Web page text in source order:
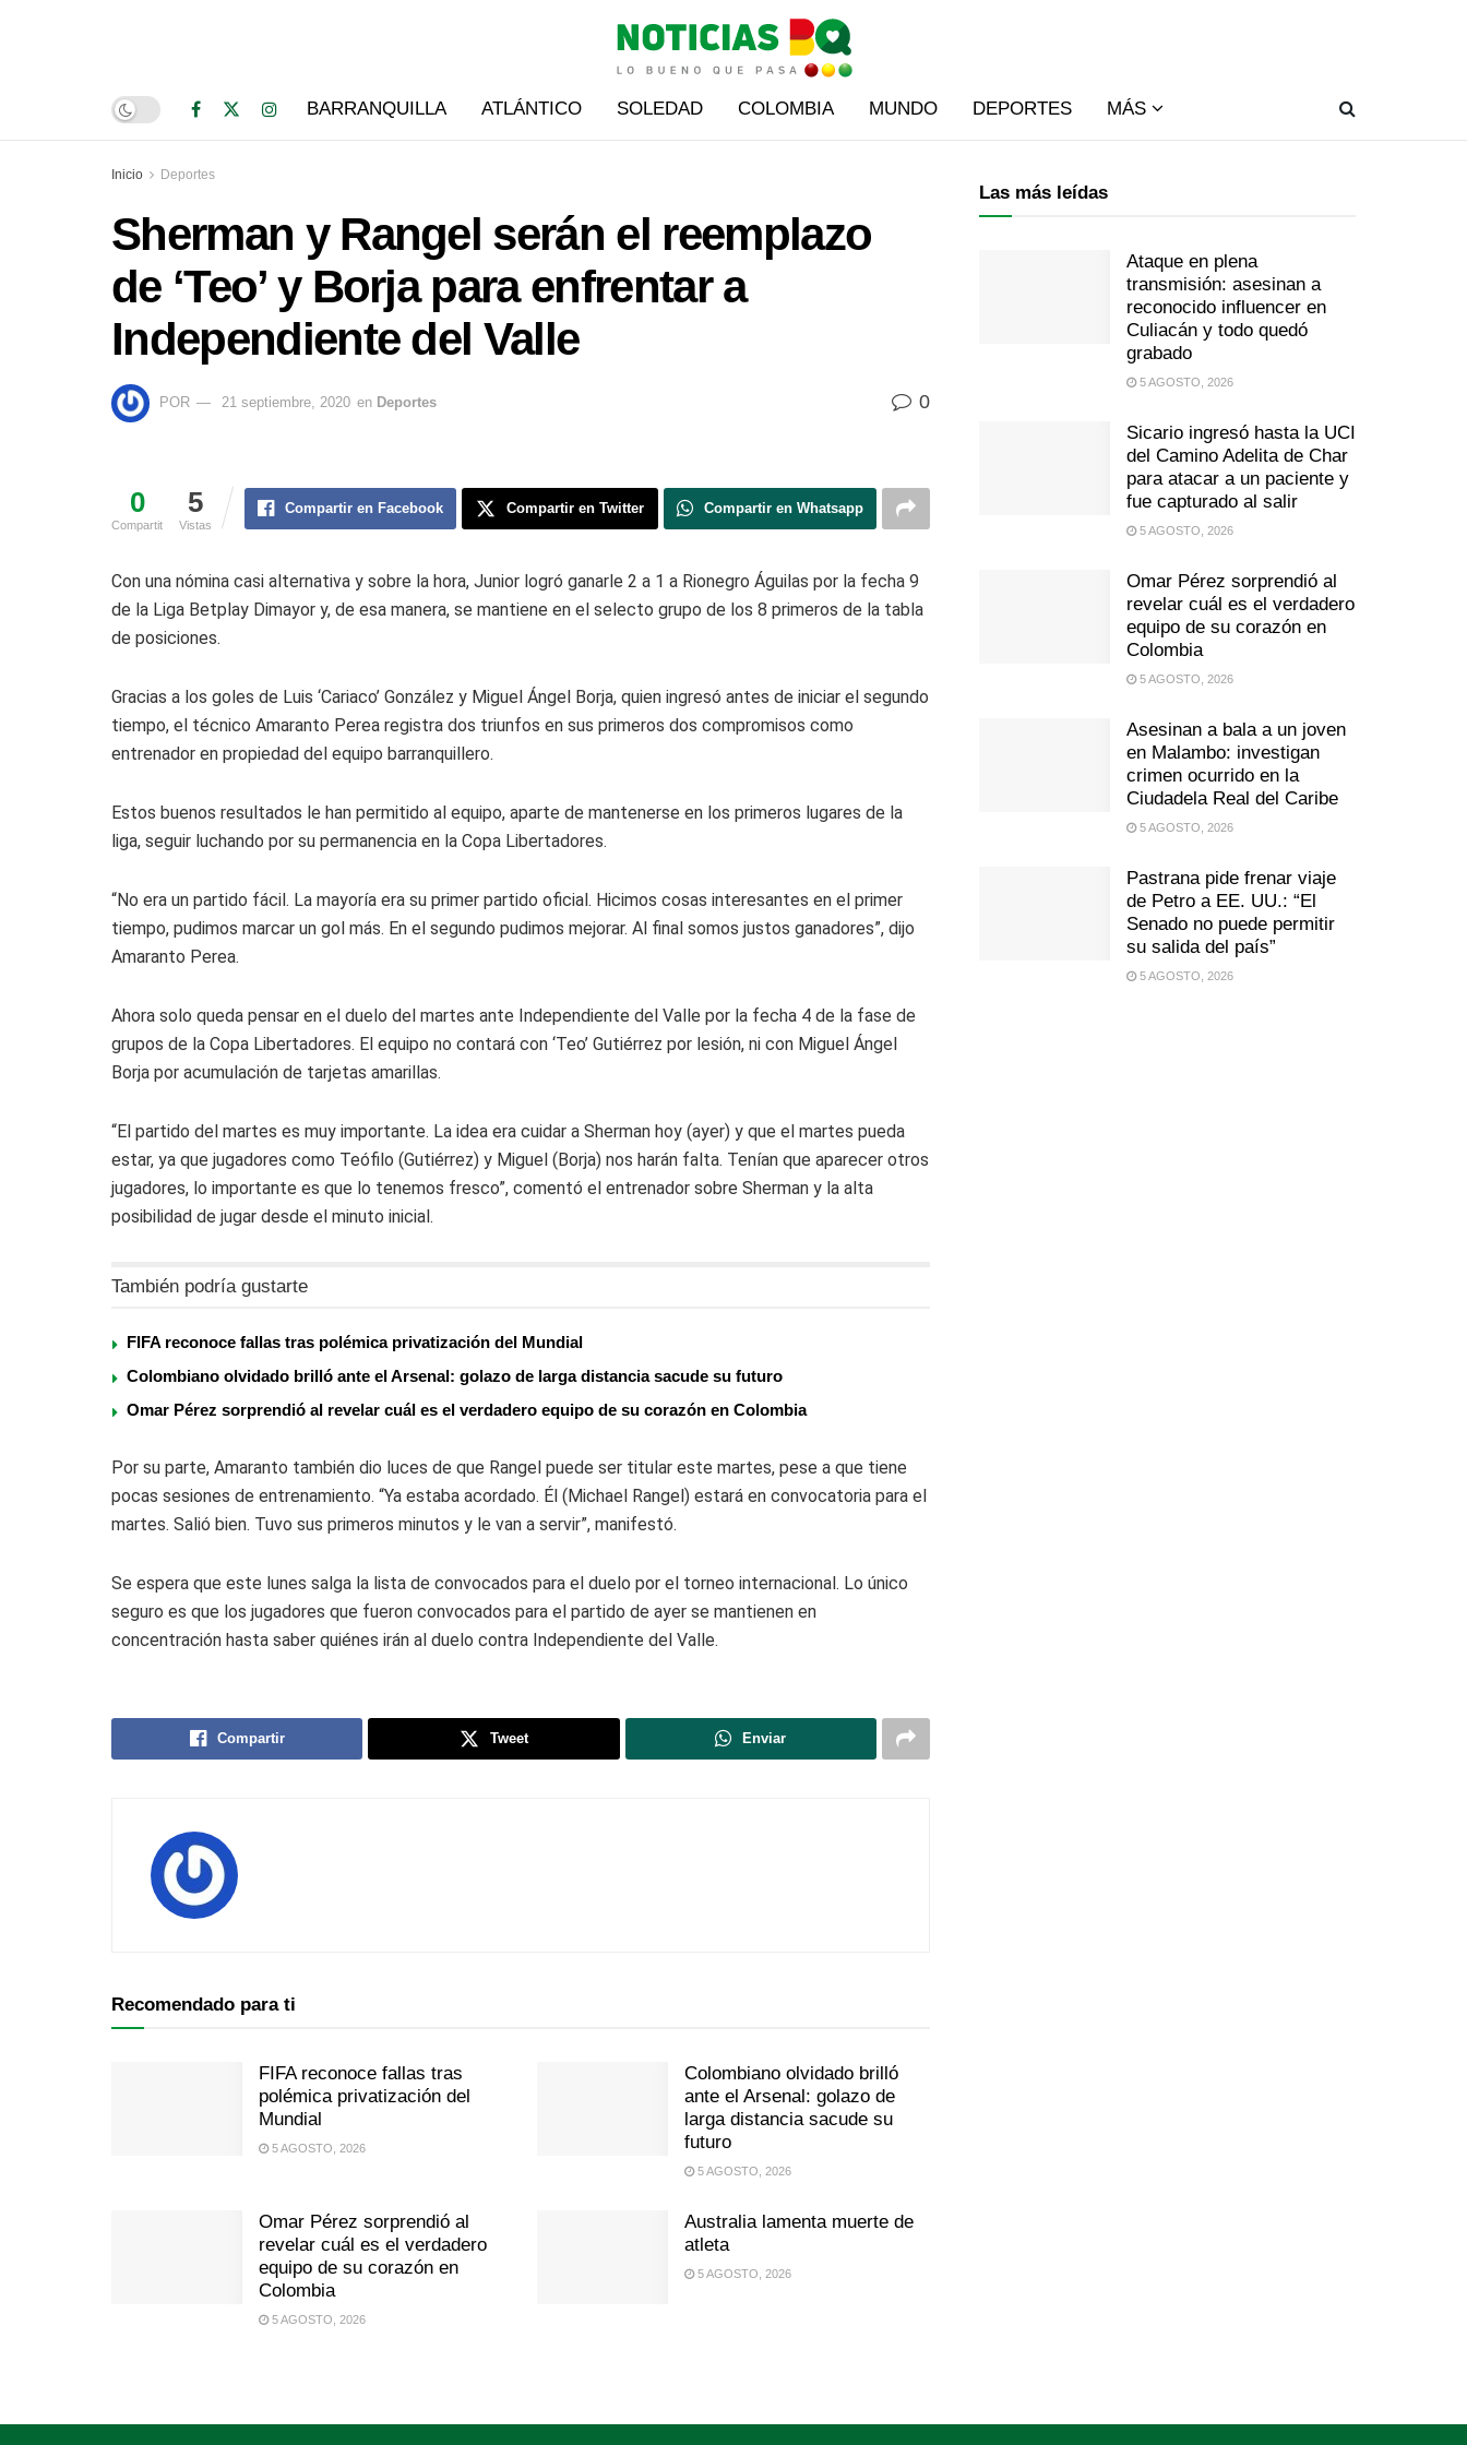
BARRANQUILLA ATLÁNTICO SOLEDAD COLOMBIA MUNDO DEPORTES MÁS
Inicio Deportes
Sherman y Rangel serán el reemplazo
de ‘Teo’ y Borja para enfrentar a
Independiente del Valle
POR 21 septiembre, 2020 en Deportes 0
0
Compartit
5
Vistas
Compartir en Facebook Compartir en Twitter Compartir en Whatsapp
Con una nómina casi alternativa y sobre la hora, Junior logró ganarle 2 a 1 a Rionegro Águilas por la fecha 9
de la Liga Betplay Dimayor y, de esa manera, se mantiene en el selecto grupo de los 8 primeros de la tabla
de posiciones.
Gracias a los goles de Luis ‘Cariaco’ González y Miguel Ángel Borja, quien ingresó antes de iniciar el segundo
tiempo, el técnico Amaranto Perea registra dos triunfos en sus primeros dos compromisos como
entrenador en propiedad del equipo barranquillero.
Estos buenos resultados le han permitido al equipo, aparte de mantenerse en los primeros lugares de la
liga, seguir luchando por su permanencia en la Copa Libertadores.
“No era un partido fácil. La mayoría era su primer partido oficial. Hicimos cosas interesantes en el primer
tiempo, pudimos marcar un gol más. En el segundo pudimos mejorar. Al final somos justos ganadores”, dijo
Amaranto Perea.
Ahora solo queda pensar en el duelo del martes ante Independiente del Valle por la fecha 4 de la fase de
grupos de la Copa Libertadores. El equipo no contará con ‘Teo’ Gutiérrez por lesión, ni con Miguel Ángel
Borja por acumulación de tarjetas amarillas.
“El partido del martes es muy importante. La idea era cuidar a Sherman hoy (ayer) y que el martes pueda
estar, ya que jugadores como Teófilo (Gutiérrez) y Miguel (Borja) nos harán falta. Tenían que aparecer otros
jugadores, lo importante es que lo tenemos fresco”, comentó el entrenador sobre Sherman y la alta
posibilidad de jugar desde el minuto inicial.
También podría gustarte
FIFA reconoce fallas tras polémica privatización del Mundial
Colombiano olvidado brilló ante el Arsenal: golazo de larga distancia sacude su futuro
Omar Pérez sorprendió al revelar cuál es el verdadero equipo de su corazón en Colombia
Por su parte, Amaranto también dio luces de que Rangel puede ser titular este martes, pese a que tiene
pocas sesiones de entrenamiento. “Ya estaba acordado. Él (Michael Rangel) estará en convocatoria para el
martes. Salió bien. Tuvo sus primeros minutos y le van a servir”, manifestó.
Se espera que este lunes salga la lista de convocados para el duelo por el torneo internacional. Lo único
seguro es que los jugadores que fueron convocados para el partido de ayer se mantienen en
concentración hasta saber quiénes irán al duelo contra Independiente del Valle.
Compartir Tweet Enviar
Recomendado para ti
FIFA reconoce fallas tras
polémica privatización del
Mundial
5 AGOSTO, 2026
Colombiano olvidado brilló
ante el Arsenal: golazo de
larga distancia sacude su
futuro
5 AGOSTO, 2026
Omar Pérez sorprendió al
revelar cuál es el verdadero
equipo de su corazón en
Colombia
5 AGOSTO, 2026
Australia lamenta muerte de
atleta
5 AGOSTO, 2026
Las más leídas
Ataque en plena
transmisión: asesinan a
reconocido influencer en
Culiacán y todo quedó
grabado
5 AGOSTO, 2026
Sicario ingresó hasta la UCI
del Camino Adelita de Char
para atacar a un paciente y
fue capturado al salir
5 AGOSTO, 2026
Omar Pérez sorprendió al
revelar cuál es el verdadero
equipo de su corazón en
Colombia
5 AGOSTO, 2026
Asesinan a bala a un joven
en Malambo: investigan
crimen ocurrido en la
Ciudadela Real del Caribe
5 AGOSTO, 2026
Pastrana pide frenar viaje
de Petro a EE. UU.: “El
Senado no puede permitir
su salida del país”
5 AGOSTO, 2026